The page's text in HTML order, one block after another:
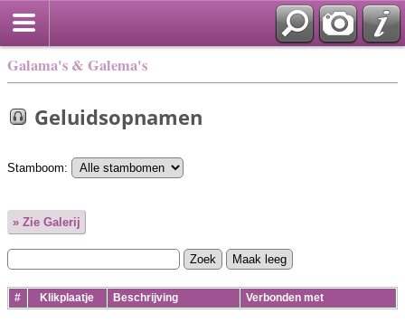
Galama's & Galema's
Geluidsopnamen
Stamboom:
» Zie Galerij
# Klikplaatje Beschrijving Verbonden met